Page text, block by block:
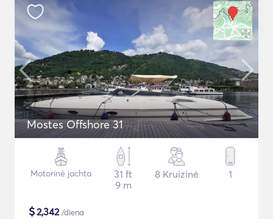
Mostes Offshore 31
Motorinė jachta
31 ft
9 m
8 Kruizinė 1
$2,342/diena